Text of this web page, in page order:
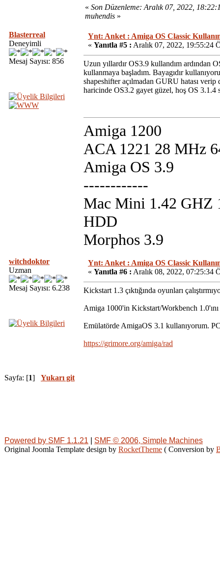
« Son Düzenleme: Aralık 07, 2022,
muhendis »
Blasterreal
Deneyimli
Mesaj Sayısı: 856
Ynt: Anket : Amiga OS Classic Kullanım
« Yanıtla #5 : Aralık 07, 2022, 19:55:24
Uzun yıllardır OS3.9 kullandım ardından
kullanmaya başladım. Bayagıdır
shapeshifter açılmadan GURU hatası
haricinde OS3.2 gayet güzel, hoş OS 3.1.4
Amiga 1200
ACA 1221 28 MHz
Amiga OS 3.9
------------
Mac Mini 1.42 GHZ
HDD
Morphos 3.9
witchdoktor
Uzman
Mesaj Sayısı: 6.238
Ynt: Anket : Amiga OS Classic Kullanım
« Yanıtla #6 : Aralık 08, 2022, 07:25:34
Kickstart 1.3 çıktığında oyunları
Amiga 1000'in Kickstart/Workbench
Emülatörde AmigaOS 3.1 kullanıyorum.
https://grimore.org/amiga/rad
Sayfa: [1] Yukarı git
Powered by SMF 1.1.21
SMF © 2006, Simple Machines
Original Joomla Template design by RocketTheme ( Conversion by